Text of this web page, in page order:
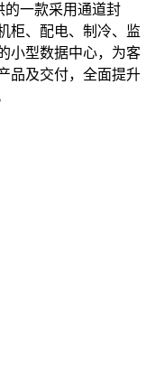
的一款采用通道封
柜、配电、制冷、监
小型数据中心，为客
品及交付，全面提升